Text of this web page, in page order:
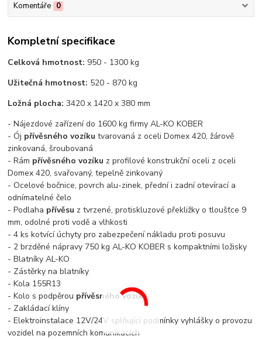
Komentáře 0
Kompletní specifikace
Celková hmotnost: 950 - 1300 kg
Užitečná hmotnost: 520 - 870 kg
Ložná plocha: 3420 x 1420 x 380 mm
- Nájezdové zařízení do 1600 kg firmy AL-KO KOBER
- Ój přívěsného vozíku tvarovaná z oceli Domex 420, žárově
zinkovaná, šroubovaná
- Rám přívěsného vozíku z profilové konstrukční oceli z oceli
Domex 420, svařovaný, tepelně zinkovaný
- Ocelové bočnice, povrch alu-zinek, přední i zadní otevírací a
odnímatelné čelo
- Podlaha přívěsu z tvrzené, protiskluzové překližky o tloušťce 9
mm, odolné proti vodě a vlhkosti
- 4 ks kotvící úchyty pro zabezpečení nákladu proti posuvu
- 2 brzděné nápravy 750 kg AL-KO KOBER s kompaktními ložisky
- Blatníky AL-KO
- Zástěrky na blatníky
- Kola 155R13
- Kolo s podpěrou přívěsného vozíku
- Zakládací klíny
- Elektroinstalace 12V/24V splňující podmínky vyhlášky o provozu
vozidel na pozemních komunikacích